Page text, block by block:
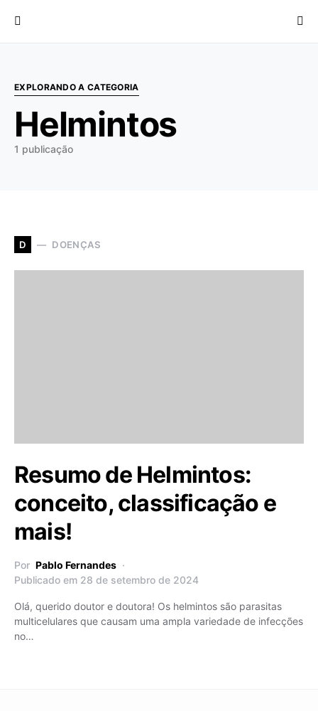
Procurar:
EXPLORANDO A CATEGORIA
Helmintos
1 publicação
D DOENÇAS
Resumo de Helmintos:
conceito, classificação e
mais!
Por Pablo Fernandes
Publicado em 28 de setembro de 2024
Olá, querido doutor e doutora! Os helmintos são parasitas
multicelulares que causam uma ampla variedade de infecções
no…